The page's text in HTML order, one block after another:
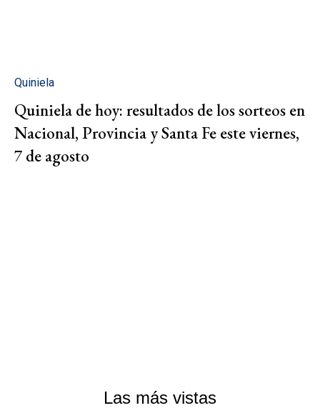
Quiniela
Quiniela de hoy: resultados de los sorteos en
Nacional, Provincia y Santa Fe este viernes,
7 de agosto
Las más vistas